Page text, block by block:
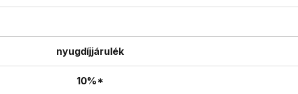
nyugdíjjárulék
10%*